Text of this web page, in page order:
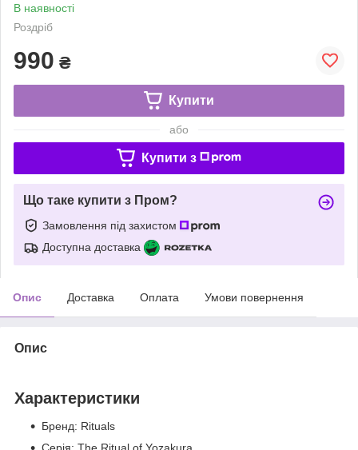
В наявності
Роздріб
990 ₴
Купити
або
Купити з
Що таке купити з Пром?
Замовлення під захистом
Доступна доставка
Опис Доставка Оплата Умови повернення
Опис
Характеристики
Бренд: Rituals